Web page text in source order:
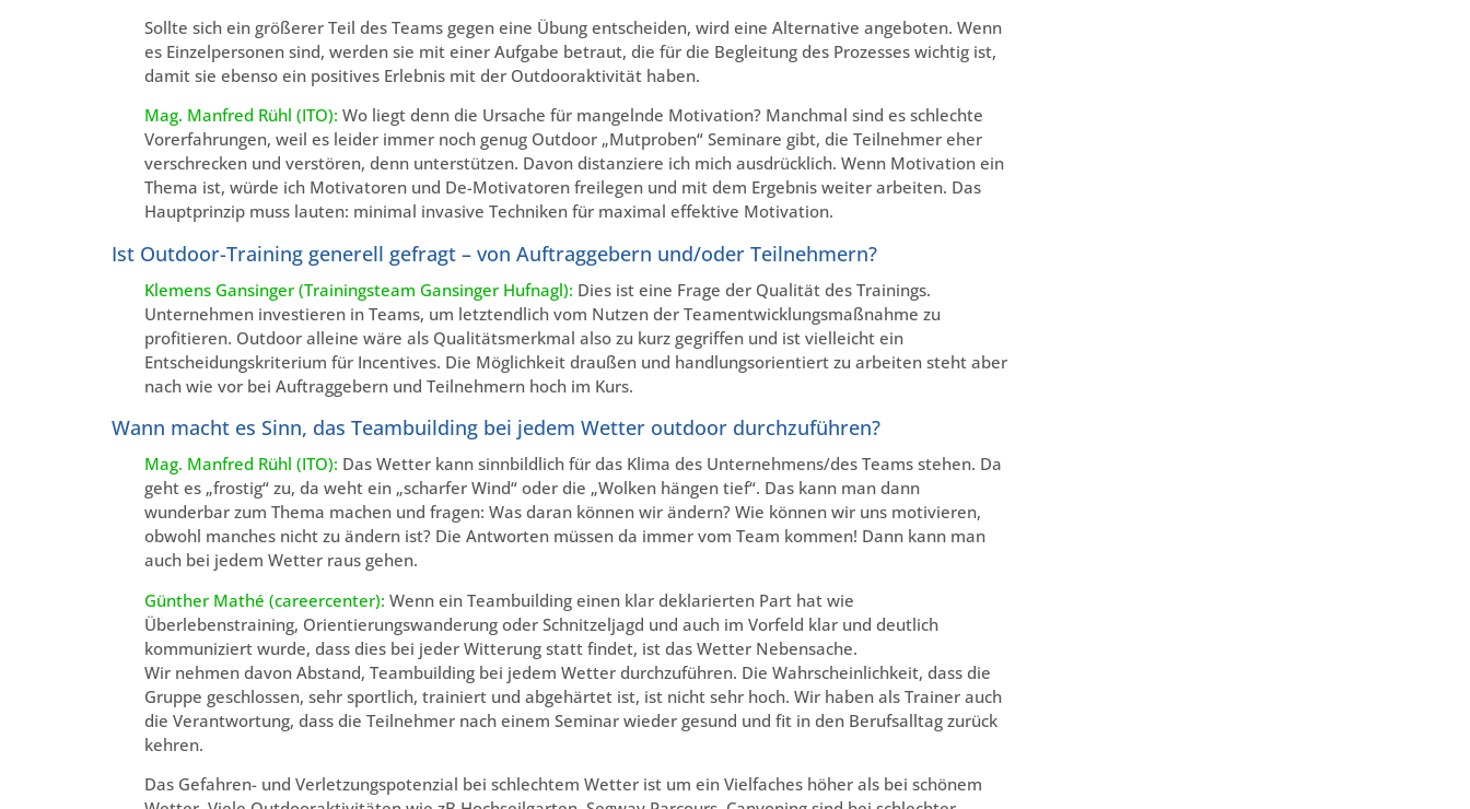
Sollte sich ein größerer Teil des Teams gegen eine Übung entscheiden, wird eine Alternative angeboten. Wenn
es Einzelpersonen sind, werden sie mit einer Aufgabe betraut, die für die Begleitung des Prozesses wichtig ist,
damit sie ebenso ein positives Erlebnis mit der Outdooraktivität haben.
Mag. Manfred Rühl (ITO): Wo liegt denn die Ursache für mangelnde Motivation? Manchmal sind es schlechte
Vorerfahrungen, weil es leider immer noch genug Outdoor „Mutproben“ Seminare gibt, die Teilnehmer eher
verschrecken und verstören, denn unterstützen. Davon distanziere ich mich ausdrücklich. Wenn Motivation ein
Thema ist, würde ich Motivatoren und De-Motivatoren freilegen und mit dem Ergebnis weiter arbeiten. Das
Hauptprinzip muss lauten: minimal invasive Techniken für maximal effektive Motivation.
Ist Outdoor-Training generell gefragt – von Auftraggebern und/oder Teilnehmern?
Klemens Gansinger (Trainingsteam Gansinger Hufnagl): Dies ist eine Frage der Qualität des Trainings.
Unternehmen investieren in Teams, um letztendlich vom Nutzen der Teamentwicklungsmaßnahme zu
profitieren. Outdoor alleine wäre als Qualitätsmerkmal also zu kurz gegriffen und ist vielleicht ein
Entscheidungskriterium für Incentives. Die Möglichkeit draußen und handlungsorientiert zu arbeiten steht aber
nach wie vor bei Auftraggebern und Teilnehmern hoch im Kurs.
Wann macht es Sinn, das Teambuilding bei jedem Wetter outdoor durchzuführen?
Mag. Manfred Rühl (ITO): Das Wetter kann sinnbildlich für das Klima des Unternehmens/des Teams stehen. Da
geht es „frostig“ zu, da weht ein „scharfer Wind“ oder die „Wolken hängen tief“. Das kann man dann
wunderbar zum Thema machen und fragen: Was daran können wir ändern? Wie können wir uns motivieren,
obwohl manches nicht zu ändern ist? Die Antworten müssen da immer vom Team kommen! Dann kann man
auch bei jedem Wetter raus gehen.
Günther Mathé (careercenter): Wenn ein Teambuilding einen klar deklarierten Part hat wie
Überlebenstraining, Orientierungswanderung oder Schnitzeljagd und auch im Vorfeld klar und deutlich
kommuniziert wurde, dass dies bei jeder Witterung statt findet, ist das Wetter Nebensache.
Wir nehmen davon Abstand, Teambuilding bei jedem Wetter durchzuführen. Die Wahrscheinlichkeit, dass die
Gruppe geschlossen, sehr sportlich, trainiert und abgehärtet ist, ist nicht sehr hoch. Wir haben als Trainer auch
die Verantwortung, dass die Teilnehmer nach einem Seminar wieder gesund und fit in den Berufsalltag zurück
kehren.
Das Gefahren- und Verletzungspotenzial bei schlechtem Wetter ist um ein Vielfaches höher als bei schönem